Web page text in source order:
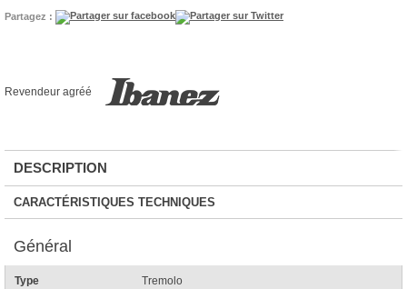
Partagez :
Revendeur agréé
DESCRIPTION
CARACTÉRISTIQUES TECHNIQUES
Général
Type Tremolo